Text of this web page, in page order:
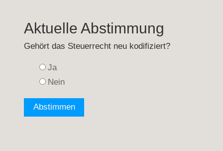
Aktuelle Abstimmung
Gehört das Steuerrecht neu kodifiziert?
Ja
Nein